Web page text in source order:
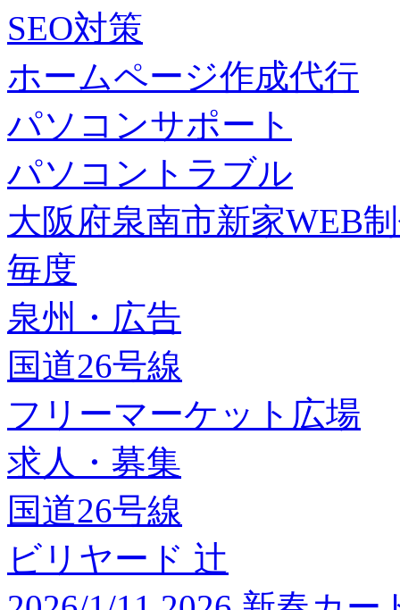
SEO対策
ホームページ作成代行
パソコンサポート
パソコントラブル
大阪府泉南市新家WEB
毎度
泉州・広告
国道26号線
フリーマーケット広場
求人・募集
国道26号線
ビリヤード 辻